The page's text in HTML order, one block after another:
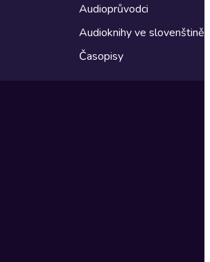
Audioprůvodci
Audioknihy ve slovenštině
Časopisy